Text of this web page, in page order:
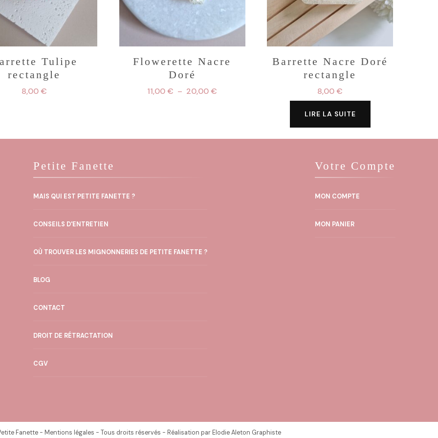
Tulipe
rectangle
8,00€
Flowerette Nacre
Doré
11,00€ – 20,00€
a
choisies
Barrette Nacre Doré
rectangle
8,00€
LIRE LA SUITE
Petite Fanette
MAIS QUI EST PETITE FANETTE ?
CONSEILS D'ENTRETIEN
OÙ TROUVER LES MIGNONNERIES DE PETITE FANETTE ?
BLOG
CONTACT
DROIT DE RÉTRACTATION
CGV
Votre Compte
MON COMPTE
MON PANIER
Fanette- Mentions légales - Tous droits réservés - Réalisation par Elodie Aleton Graphiste